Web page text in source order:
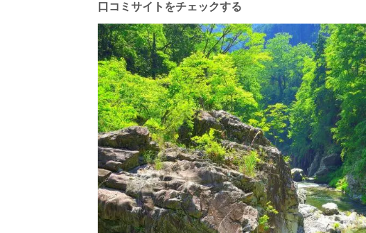
口コミサイトをチェックする